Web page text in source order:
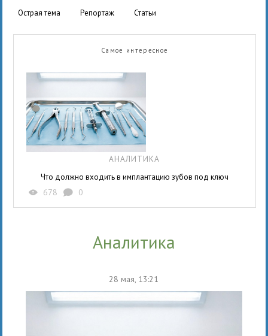
острая тема
репортаж статьи
Самое интересное
АНАЛИТИКА
Что должно входить в имплантацию зубов под ключ
X 678 K 0
аналитика
28 мая, 13:21